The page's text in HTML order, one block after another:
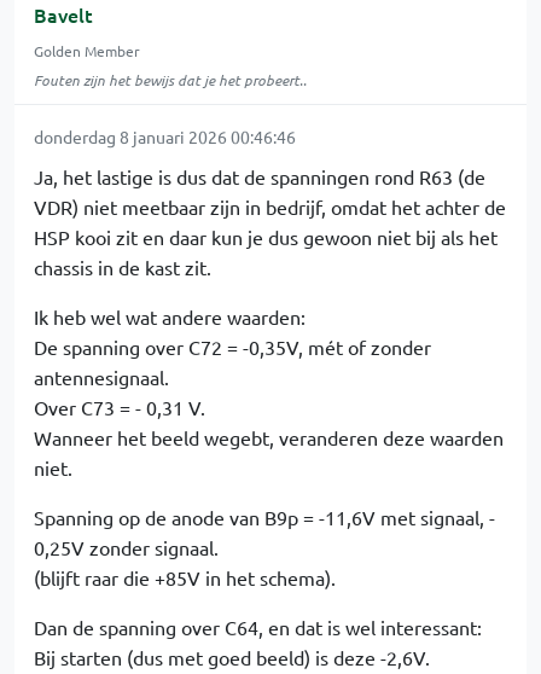
Bavelt
Golden Member
Fouten zijn het bewijs dat je het probeert..
donderdag 8 januari 2026 00:46:46
Ja, het lastige is dus dat de spanningen rond R63 (de
VDR) niet meetbaar zijn in bedrijf, omdat het achter de
HSP kooi zit en daar kun je dus gewoon niet bij als het
chassis in de kast zit.
Ik heb wel wat andere waarden:
De spanning over C72 = -0,35V, mét of zonder
antennesignaal.
Over C73 = - 0,31 V.
Wanneer het beeld wegebt, veranderen deze waarden
niet.
Spanning op de anode van B9p = -11,6V met signaal, -
0,25V zonder signaal.
(blijft raar die +85V in het schema).
Dan de spanning over C64, en dat is wel interessant:
Bij starten (dus met goed beeld) is deze -2,6V.